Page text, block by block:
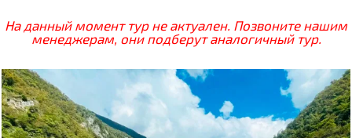
На данный момент тур не актуален. Позвоните нашим
менеджерам, они подберут аналогичный тур.